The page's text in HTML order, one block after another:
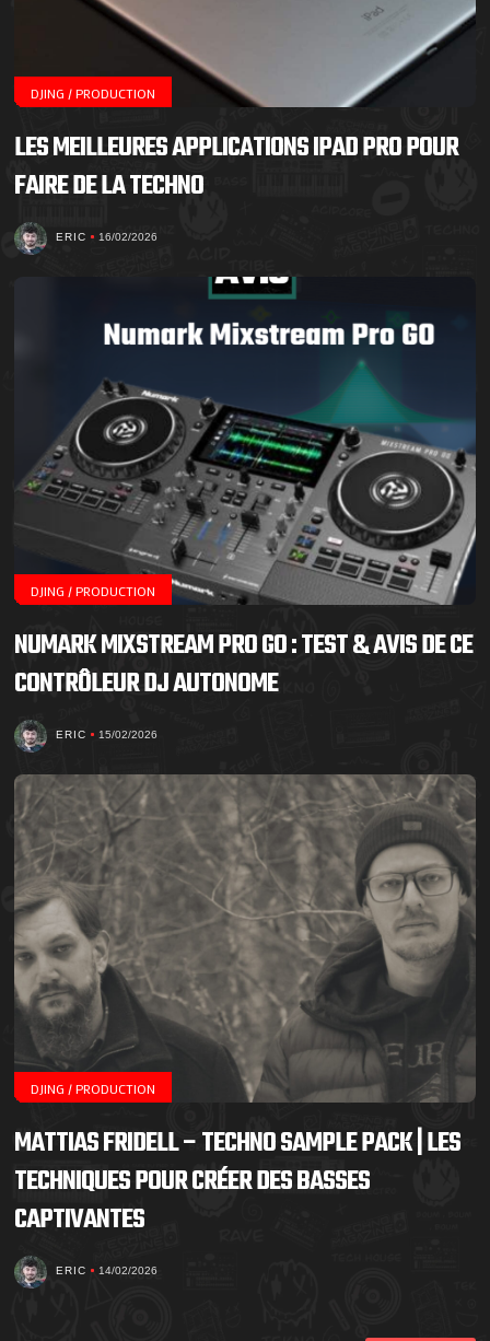
DJING / PRODUCTION
LES MEILLEURES APPLICATIONS IPAD PRO POUR
FAIRE DE LA TECHNO
ERIC 16/02/2026
DJING / PRODUCTION
NUMARK MIXSTREAM PRO GO : TEST & AVIS DE CE
CONTRÔLEUR DJ AUTONOME
ERIC 15/02/2026
DJING / PRODUCTION
MATTIAS FRIDELL – TECHNO SAMPLE PACK | LES
TECHNIQUES POUR CRÉER DES BASSES
CAPTIVANTES
ERIC 14/02/2026